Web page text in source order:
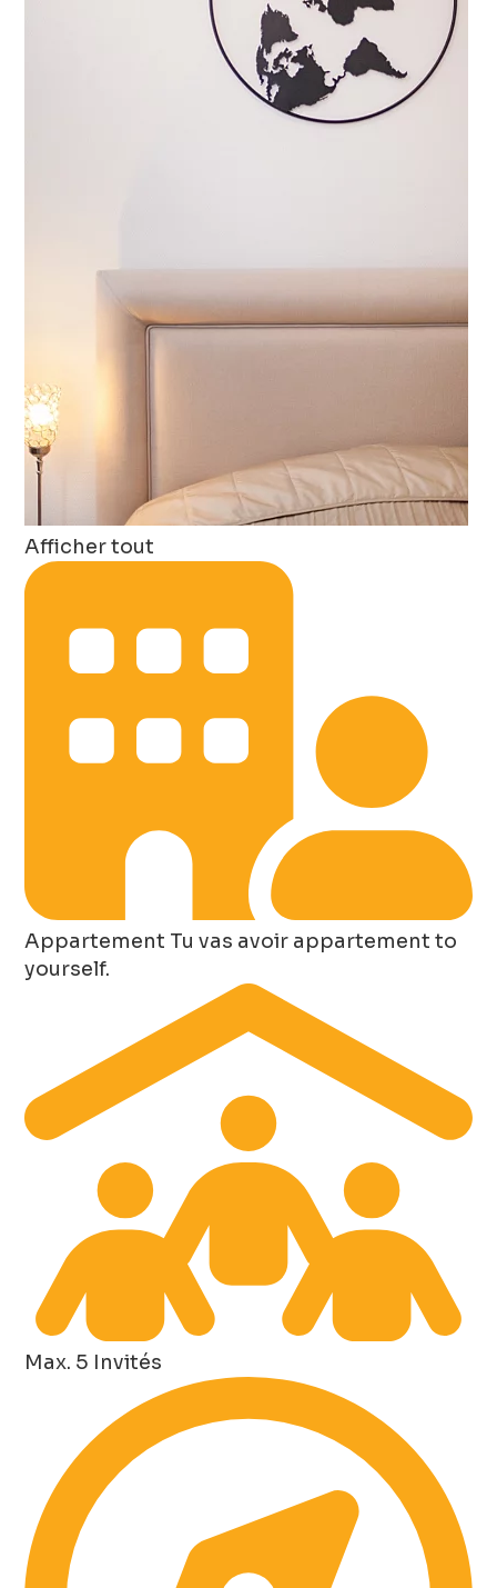
Afficher tout
Appartement Tu vas avoir appartement to
yourself.
Max. 5 Invités